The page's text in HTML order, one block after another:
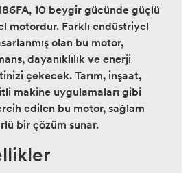
10 beygir gücünde güçlü
motordur. Farklı endüstriyel
olan bu motor,
dayanıklılık ve enerji
çekecek. Tarım, inşaat,
makine uygulamaları gibi
edilen bu motor, sağlam
bir çözüm sunar.